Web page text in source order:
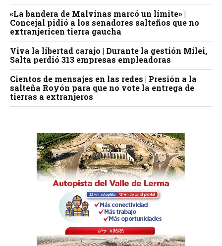
«La bandera de Malvinas marcó un límite» |
Concejal pidió a los senadores salteños que no
extranjericen tierra gaucha
Viva la libertad carajo | Durante la gestión Milei,
Salta perdió 313 empresas empleadoras
Cientos de mensajes en las redes | Presión a la
salteña Royón para que no vote la entrega de
tierras a extranjeros